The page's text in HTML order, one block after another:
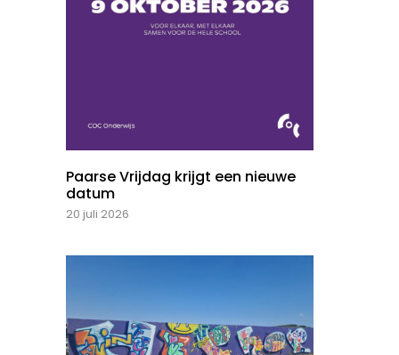
Paarse Vrijdag krijgt een nieuwe
datum
20 juli 2026